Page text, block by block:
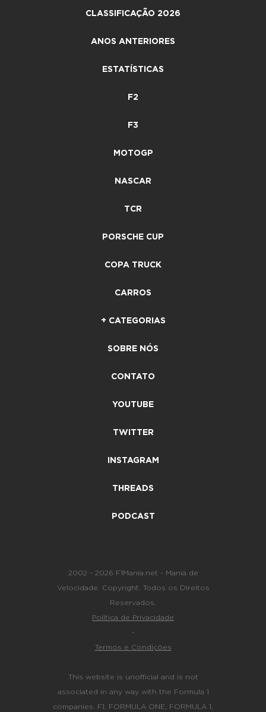
CLASSIFICAÇÃO 2026
ANOS ANTERIORES
ESTATÍSTICAS
F2
F3
MOTOGP
NASCAR
TCR
PORSCHE CUP
COPA TRUCK
CARROS
+ CATEGORIAS
SOBRE NÓS
CONTATO
YOUTUBE
TWITTER
INSTAGRAM
THREADS
PODCAST
2002 - 2026 F1Mania.net - Mania de
Velocidade. Copyright. Todos os Direitos
Reservados.
Política de Privacidade
-
Termos e Condições
This website is unofficial and is not
associated in any way with the Formula 1
companies. F1, FORMULA ONE, FORMULA 1,